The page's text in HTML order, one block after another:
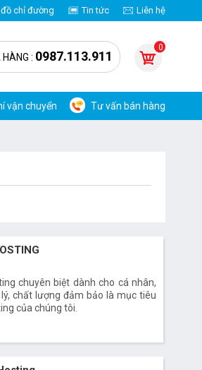
chỉ đường Tin tức Liên hệ
0
: 0987.113.911
Tư vấn bán hàng
vận chuyển
chuyên biệt dành cho cá nhân,
chất lượng đảm bảo là mục tiêu
của chúng tôi.